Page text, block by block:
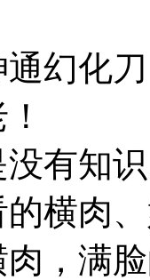
幻化刀
没有知
横肉
，满